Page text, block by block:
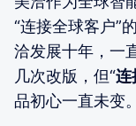
“连接全球客户”
洽发展十年，一
几次改版，但“连
品初心一直未变。